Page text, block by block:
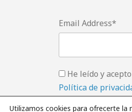
Email Address*
He leído y
Política de
Utilizamos cookies para ofrecerte la